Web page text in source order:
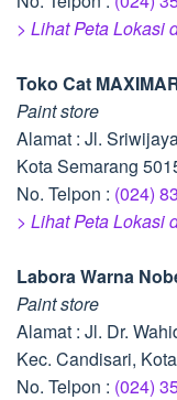
> Lihat Peta Lokasi
Toko Cat
Paint store
Alamat : Jl.
Kota Semarang
No. Telpon : (024)
> Lihat Peta Lokasi
Labora Warna
Paint store
Alamat : Jl. Dr.
Kec. Candisari,
No. Telpon : (024)